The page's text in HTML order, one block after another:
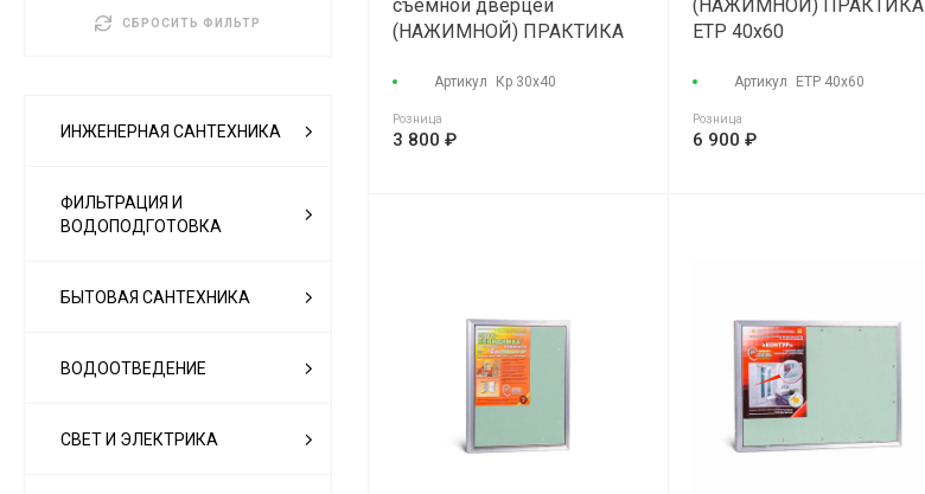
СБРОСИТЬ ФИЛЬТР
ИНЖЕНЕРНАЯ САНТЕХНИКА
ФИЛЬТРАЦИЯ И
ВОДОПОДГОТОВКА
БЫТОВАЯ САНТЕХНИКА
ВОДООТВЕДЕНИЕ
СВЕТ И ЭЛЕКТРИКА
съемной дверцей
(НАЖИМНОЙ) ПРАКТИКА
Артикул Кр 30х40
Розница
3 800 ₽
(НАЖИМНОЙ) ПРАКТИКА
ETP 40x60
Артикул ЕТР 40х60
Розница
6 900 ₽